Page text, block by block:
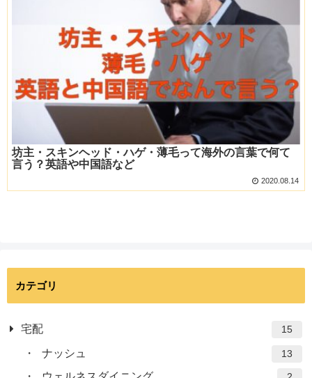
坊主・スキンヘッド・ハゲ・薄毛って海外の言葉で何て
言う？英語や中国語など
2020.08.14
カテゴリ
宅配 15
ナッシュ 13